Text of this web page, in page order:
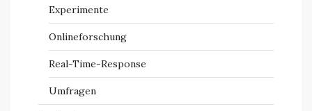
Experimente
Onlineforschung
Real-Time-Response
Umfragen